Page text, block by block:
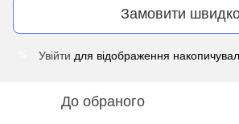
Замовити
Увійти для відображення
До обраного